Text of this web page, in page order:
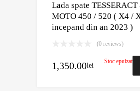
Lada spate TESSERACT
MOTO 450 / 520 ( X4 /
incepand din an 2023 )
(0 reviews)
1,350.00lei
Stoc epuizat